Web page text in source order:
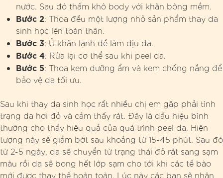
nước. Sau đó thấm khô body với khăn bông mềm.
Bước 2: Thoa đều một lượng nhỏ sản phẩm thay da
sinh học lên toàn thân.
Bước 3: Ủ khăn lạnh để làm dịu da.
Bước 4: Rửa lại cơ thể sau khi peel da.
Bước 5: Thoa kem dưỡng ẩm và kem chống nắng để
bảo vệ da tối ưu.
Sau khi thay da sinh học rất nhiều chị em gặp phải tình
trạng da hơi đỏ và cảm thấy rát. Đây là dấu hiệu bình
thường cho thấy hiệu quả của quá trình peel da. Hiện
tượng này sẽ giảm bớt sau khoảng từ 15-45 phút. Sau đó
từ 2-5 ngày, da sẽ chuyển từ trạng thái đỏ rát sang sạm
màu rồi da sẽ bong hết lớp sạm cho tới khi các tế bào
mới được thay thế hoàn toàn. Lúc này các bạn sẽ nhận